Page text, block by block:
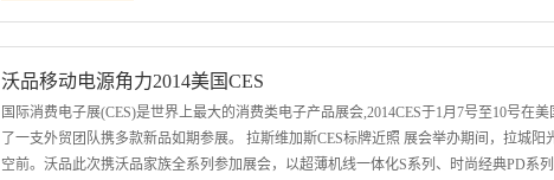
多方服务力量。沃品实力雄厚,从移动电源零部件生产到市场布局无不涉猎，沃品有强大
制。沃品推出移动电源高级定制业务，也为消费者提供了个性表达的可能，实现厂
品在启动移动电源私人定制项目后，推出了四大服务板块：星座定制、个性话语定制、
业内首次试水移动电源定制服务，沃品方面考虑到可能出现由于产品和技术限制，顾客
沃品移动电源角力2014美国CES
国际消费电子展(CES)是世界上最大的消费类电子产品展会,2014CES于1月7号至10号在
了一支外贸团队携多款新品如期参展。 拉斯维加斯CES标牌近照 展会举办期间，拉城
空前。沃品此次携沃品家族全系列参加展会，以超薄机线一体化S系列、时尚经典PD系